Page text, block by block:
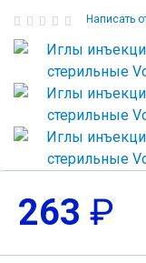
Написать
263 ₽